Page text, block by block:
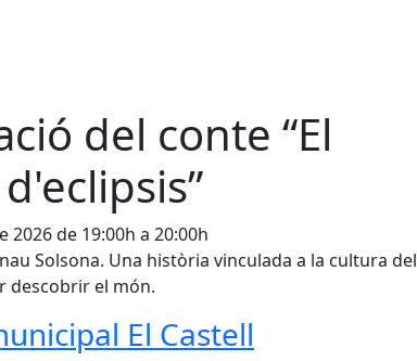
del conte “El
2026 de 19:00h a 20:00h
Solsona. Una història vinculada a la cultura del
descobrir el món.
El Castell